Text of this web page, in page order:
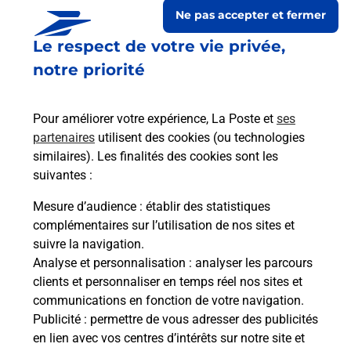
Le respect de votre vie privée,
notre priorité
Pour améliorer votre expérience, La Poste et ses
partenaires utilisent des cookies (ou technologies
similaires). Les finalités des cookies sont les
suivantes :
Mesure d’audience : établir des statistiques
complémentaires sur l’utilisation de nos sites et
suivre la navigation.
Analyse et personnalisation : analyser les parcours
clients et personnaliser en temps réel nos sites et
communications en fonction de votre navigation.
Publicité : permettre de vous adresser des publicités
en lien avec vos centres d’intérêts sur notre site et
Ne pas accepter et fermer
Prochaine collecte du courriersamedià 09h00
Le Village
12140 Le Fel
Itinéraire
Le lien s'ouvre dans un nouvel onglet